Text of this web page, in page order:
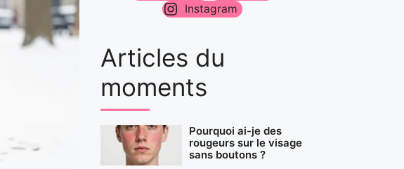
Instagram
Articles du
moments
Pourquoi ai-je des
rougeurs sur le visage
sans boutons ?